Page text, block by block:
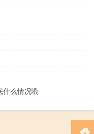
什么情况嘞